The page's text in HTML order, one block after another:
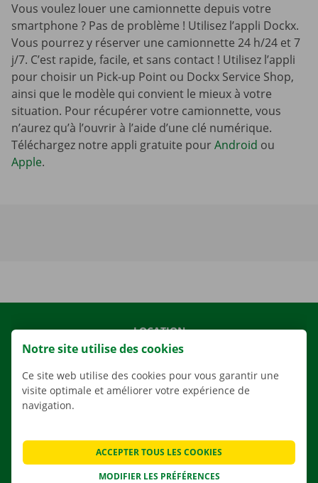
Vous voulez louer une camionnette depuis votre
smartphone ? Pas de problème ! Utilisez l’appli Dockx.
Vous pourrez y réserver une camionnette 24 h/24 et 7
j/7. C’est rapide, facile, et sans contact ! Utilisez l’appli
pour choisir un Pick-up Point ou Dockx Service Shop,
ainsi que le modèle qui convient le mieux à votre
situation. Pour récupérer votre camionnette, vous
n’aurez qu’à l’ouvrir à l’aide d’une clé numérique.
Téléchargez notre appli gratuite pourAndroid ou
Apple.
LOCATION
NOS VÉHICULES
NOS SERVICES
AGENCES
SOLUTIONS DE DÉMÉNAGEMENT
Notre site utilise des cookies
Ce site web utilise des cookies pour vous garantir une
visite optimale et améliorer votre expérience de
navigation.
MODIFIER LES PRÉFÉRENCES
ACCEPTER TOUS LES COOKIES